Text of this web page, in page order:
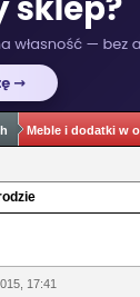
Meble i dodatki w
17:41